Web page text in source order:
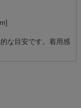
な目安です。着用感